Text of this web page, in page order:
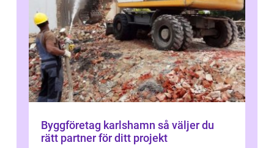
Byggföretag karlshamn så väljer du
rätt partner för ditt projekt